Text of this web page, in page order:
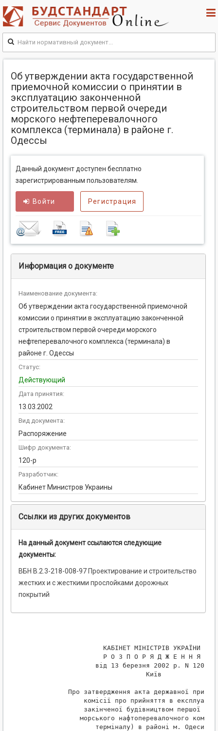
Об утверждении акта государственной
приемочной комиссии о принятии в
эксплуатацию законченной
строительством первой очереди
морского нефтеперевалочного
комплекса (терминала) в районе г.
Одессы
Данный документ доступен бесплатно
зарегистрированным пользователям.
Войти Регистрация
Информация о документе
Наименование документа:
Об утверждении акта государственной приемочной
комиссии о принятии в эксплуатацию законченной
строительством первой очереди морского
нефтеперевалочного комплекса (терминала) в
районе г. Одессы
Статус:
Действующий
Дата принятия:
13.03.2002
Вид документа:
Распоряжение
Шифр документа:
120-р
Разработчик:
Кабинет Министров Украины
Ссылки из других документов
На данный документ ссылаются следующие
документы:
ВБН В.2.3-218-008-97 Проектирование и строительство
жестких и с жесткими прослойками дорожных
покрытий
                    КАБІНЕТ МІНІСТРІВ УКРАЇНИ
                    Р О З П О Р Я Д Ж Е Н Н Я
                  від 13 березня 2002 р. N 120-р
                               Київ
Про затвердження акта державної
комісії про прийняття в
закінченої будівництвом першої
морського нафтоперевалочного
                  терміналу) в районі м. Одеси